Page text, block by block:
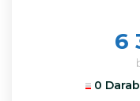
6
0 Darab